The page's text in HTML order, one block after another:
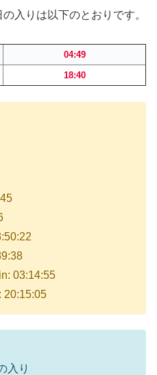
入りは以下のとおりです。
04:49
18:40
03:14:55
20:15:05
入り